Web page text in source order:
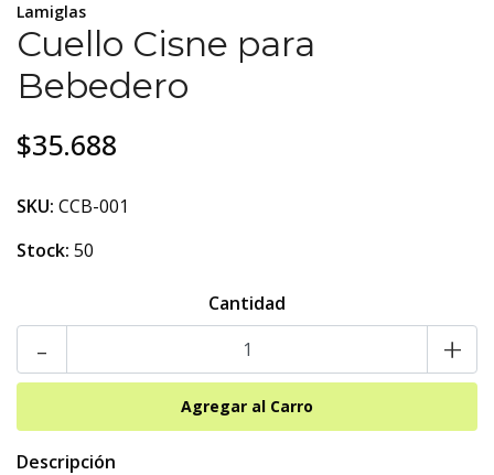
Lamiglas
Cuello Cisne para
Bebedero
$35.688
SKU: CCB-001
Stock: 50
Cantidad
- +
Descripción